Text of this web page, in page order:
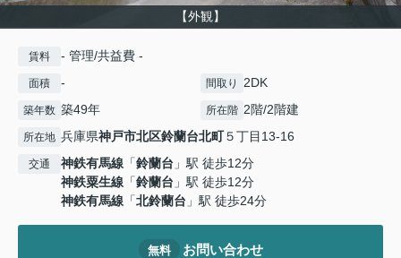
【外観】
賃料 - 管理/共益費 -
面積 - 間取り 2DK
築年数 築49年 所在階 2階/2階建
所在地 兵庫県神戸市北区鈴蘭台北町５丁目13-16
交通 神鉄有馬線 「鈴蘭台 」駅 徒歩12分
神鉄粟生線 「鈴蘭台 」駅 徒歩12分
神鉄有馬線 「北鈴蘭台 」駅 徒歩24分
無料 お問い合わせ